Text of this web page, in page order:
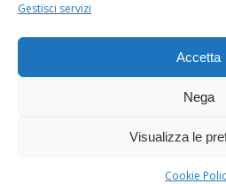
Gestisci servizi
Accetta
Nega
Visualizza le
Cookie
consorzio per la produzione di
Dogana
Ashe Tema di